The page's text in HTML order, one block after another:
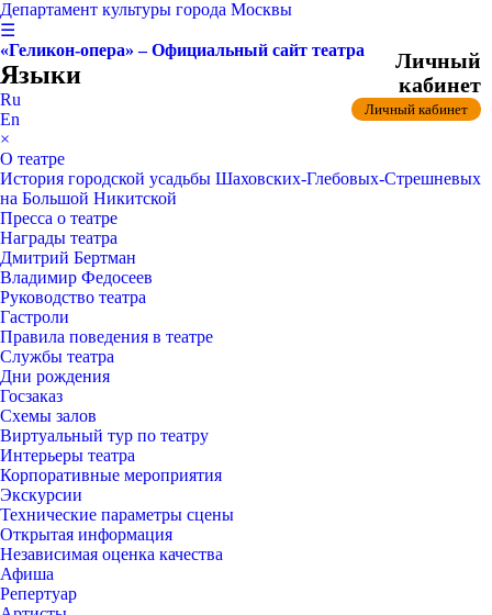
Департамент культуры города Москвы
☰
«Геликон-опера» – Официальный сайт театра
Языки
Ru
En
×
О театре
История городской усадьбы Шаховских-Глебовых-Стрешневых
на Большой Никитской
Пресса о театре
Награды театра
Дмитрий Бертман
Владимир Федосеев
Руководство театра
Гастроли
Правила поведения в театре
Службы театра
Дни рождения
Госзаказ
Схемы залов
Виртуальный тур по театру
Интерьеры театра
Корпоративные мероприятия
Экскурсии
Технические параметры сцены
Открытая информация
Независимая оценка качества
Афиша
Репертуар
Личный
кабинет
Личный кабинет